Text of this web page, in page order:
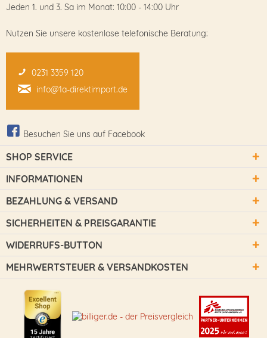
Jeden 1. und 3. Sa im Monat: 10:00 - 14:00 Uhr
Nutzen Sie unsere kostenlose telefonische Beratung:
0231 3359 120
info@1a-direktimport.de
Besuchen Sie uns auf Facebook
SHOP SERVICE
INFORMATIONEN
BEZAHLUNG & VERSAND
SICHERHEITEN & PREISGARANTIE
WIDERRUFS-BUTTON
MEHRWERTSTEUER & VERSANDKOSTEN